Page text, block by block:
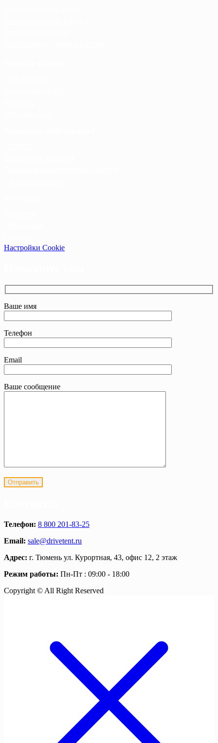
Настройки Cookie
Ваше имя
Телефон
Email
Ваше сообщение
Телефон: 8 800 201-83-25
Email: sale@drivetent.ru
Адрес: г. Тюмень ул. Курортная, 43, офис 12, 2 этаж
Режим работы: Пн-Пт : 09:00 - 18:00
Copyright © All Right Reserved